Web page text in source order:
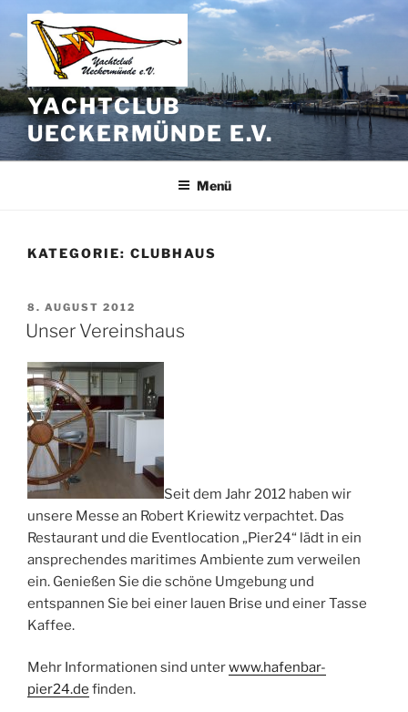
Zum
Inhalt
springen
YACHTCLUB
UECKERMÜNDE E.V.
Menü
KATEGORIE: CLUBHAUS
VERÖFFENTLICHT
AM
8. AUGUST 2012
Unser Vereinshaus
Seit dem Jahr 2012 haben wir
unsere Messe an Robert Kriewitz verpachtet. Das
Restaurant und die Eventlocation „Pier24“ lädt in ein
ansprechendes maritimes Ambiente zum verweilen
ein. Genießen Sie die schöne Umgebung und
entspannen Sie bei einer lauen Brise und einer Tasse
Kaffee.
Mehr Informationen sind unterwww.hafenbar-
pier24.de finden.